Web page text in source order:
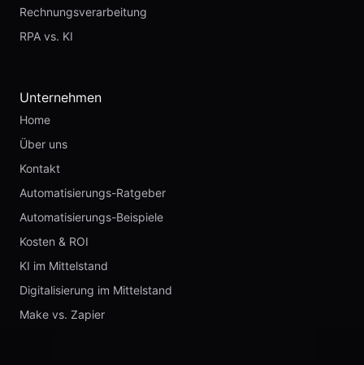
Rechnungsverarbeitung
RPA vs. KI
Unternehmen
Home
Über uns
Kontakt
Automatisierungs-Ratgeber
Automatisierungs-Beispiele
Kosten & ROI
KI im Mittelstand
Digitalisierung im Mittelstand
Make vs. Zapier